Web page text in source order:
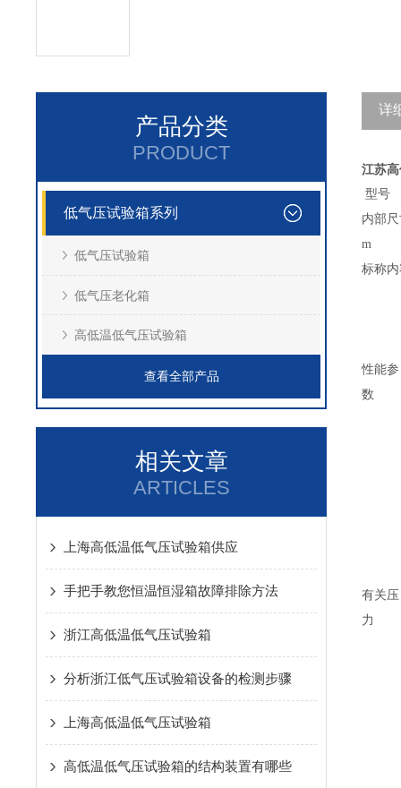
产品分类
PRODUCT
低气压试验箱系列
低气压试验箱
低气压老化箱
高低温低气压试验箱
查看全部产品
相关文章
ARTICLES
上海高低温低气压试验箱供应
手把手教您恒温恒湿箱故障排除方法
浙江高低温低气压试验箱
分析浙江低气压试验箱设备的检测步骤
上海高低温低气压试验箱
高低温低气压试验箱的结构装置有哪些
详
江苏高
型号
内部
m
标称
性能参
数
有关压
力